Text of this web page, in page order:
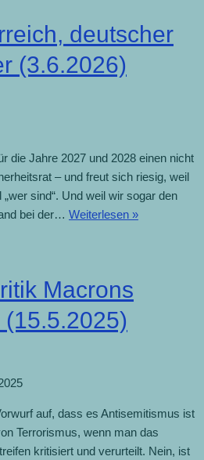
deutscher
(3.6.2026)
die Jahre 2027 und 2028 einen nicht
– und freut sich riesig, weil
sind“. Und weil wir sogar den
bei der… Weiterlesen »
Macrons
auf, dass es Antisemitismus ist
Terrorismus, wenn man das
kritisiert und verurteilt. Nein, ist